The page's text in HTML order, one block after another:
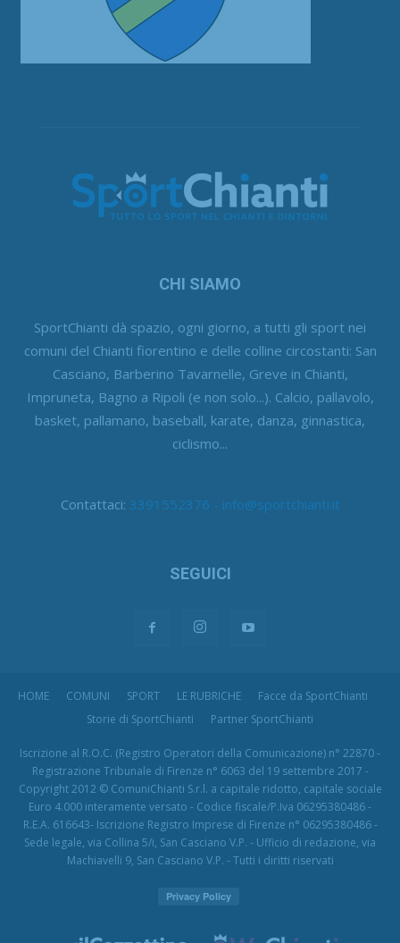
CHI SIAMO
SportChianti dà spazio, ogni giorno, a tutti gli sport nei
comuni del Chianti fiorentino e delle colline circostanti: San
Casciano, Barberino Tavarnelle, Greve in Chianti,
Impruneta, Bagno a Ripoli (e non solo...). Calcio, pallavolo,
basket, pallamano, baseball, karate, danza, ginnastica,
ciclismo...
Contattaci: 3391552376 - info@sportchianti.it
SEGUICI
HOME COMUNI SPORT LE RUBRICHE
Facce da SportChianti
Storie di SportChianti
Partner SportChianti
Iscrizione al R.O.C. (Registro Operatori della Comunicazione) n° 22870 -
Registrazione Tribunale di Firenze n° 6063 del 19 settembre 2017 -
Copyright 2012 © ComuniChianti S.r.l. a capitale ridotto, capitale sociale
Euro 4.000 interamente versato - Codice fiscale/P.Iva 06295380486 -
R.E.A. 616643- Iscrizione Registro Imprese di Firenze n° 06295380486 -
Sede legale, via Collina 5/i, San Casciano V.P. - Ufficio di redazione, via
Machiavelli 9, San Casciano V.P. - Tutti i diritti riservati